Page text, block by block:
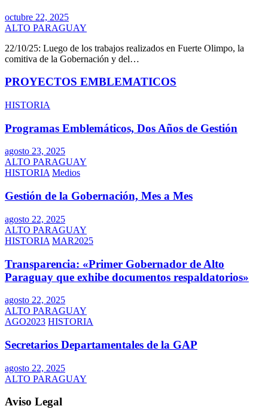
octubre 22, 2025
ALTO PARAGUAY
22/10/25: Luego de los trabajos realizados en Fuerte Olimpo, la
comitiva de la Gobernación y del…
PROYECTOS EMBLEMATICOS
HISTORIA
Programas Emblemáticos, Dos Años de Gestión
agosto 23, 2025
ALTO PARAGUAY
HISTORIA Medios
Gestión de la Gobernación, Mes a Mes
agosto 22, 2025
ALTO PARAGUAY
HISTORIA MAR2025
Transparencia: «Primer Gobernador de Alto
Paraguay que exhibe documentos respaldatorios»
agosto 22, 2025
ALTO PARAGUAY
AGO2023 HISTORIA
Secretarios Departamentales de la GAP
agosto 22, 2025
ALTO PARAGUAY
Aviso Legal